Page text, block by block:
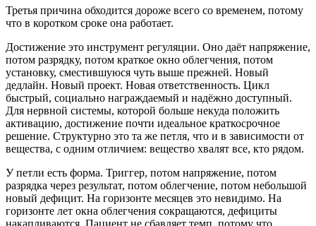
Третья причина обходится дороже всего со временем, потому
что в коротком сроке она работает.
Достижение это инструмент регуляции. Оно даёт напряжение,
потом разрядку, потом краткое окно облегчения, потом
установку, сместившуюся чуть выше прежней. Новый
дедлайн. Новый проект. Новая ответственность. Цикл
быстрый, социально награждаемый и надёжно доступный.
Для нервной системы, которой больше некуда положить
активацию, достижение почти идеальное краткосрочное
решение. Структурно это та же петля, что и в зависимости от
вещества, с одним отличием: вещество хвалят все, кто рядом.
У петли есть форма. Триггер, потом напряжение, потом
разрядка через результат, потом облегчение, потом небольшой
новый дефицит. На горизонте месяцев это невидимо. На
горизонте лет окна облегчения сокращаются, дефициты